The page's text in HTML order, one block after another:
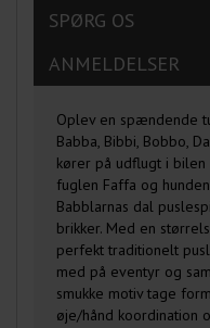
SPØRG OS
ANMELDELSER
Oplev en spændende
Babba, Bibbi, Bobbo,
kører på udflugt i bilen
fuglen Faffa og
Babblarnas dal
brikker. Med en
perfekt traditionelt
med på eventyr og
smukke motiv tage
øje/hånd koordination